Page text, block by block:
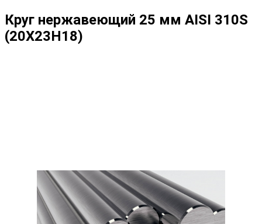
Круг нержавеющий 25 мм AISI 310S
(20Х23Н18)